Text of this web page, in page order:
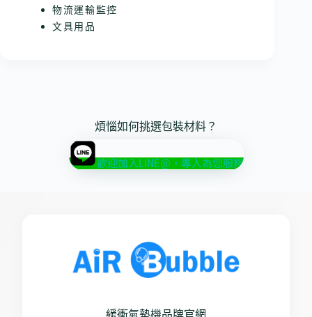
物流運輸監控
文具用品
煩惱如何挑選包裝材料？
歡迎加入LINE@，專人為您服務
緩衝氣墊機品牌官網